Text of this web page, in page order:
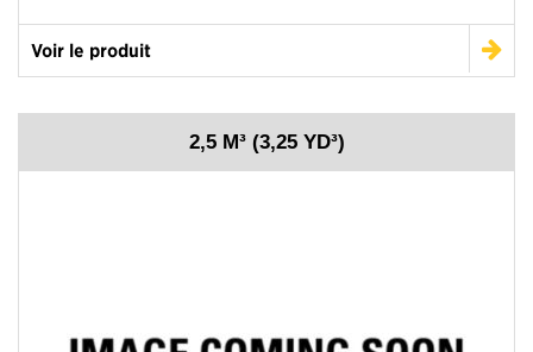
Voir le produit
2,5 M³ (3,25 YD³)